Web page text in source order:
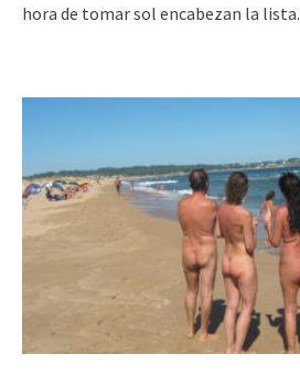
hora de tomar sol encabezan la lista.